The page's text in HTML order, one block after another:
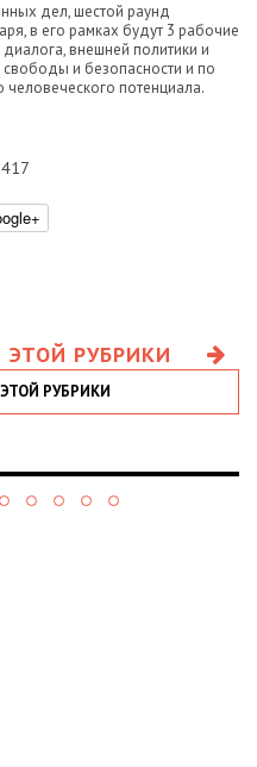
дел, шестой раунд
в его рамках будут 3 рабочие
внешней политики и
и безопасности и по
потенциала.
417
РУБРИКИ
РУБРИКИ